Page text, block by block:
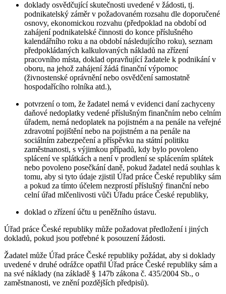
doklady osvědčující skutečnosti uvedené v žádosti, tj.
podnikatelský záměr v požadovaném rozsahu dle doporučené
osnovy, ekonomickou rozvahu (předpoklad na období od
zahájení podnikatelské činnosti do konce příslušného
kalendářního roku a na období následujícího roku), seznam
předpokládaných kalkulovaných nákladů na zřízení
pracovního místa, doklad opravňující žadatele k podnikání v
oboru, na jehož zahájení žádá finanční výpomoc
(živnostenské oprávnění nebo osvědčení samostatně
hospodařícího rolníka atd.),
potvrzení o tom, že žadatel nemá v evidenci daní zachyceny
daňové nedoplatky vedené příslušným finančním nebo celním
úřadem, nemá nedoplatek na pojistném a na penále na veřejné
zdravotní pojištění nebo na pojistném a na penále na
sociálním zabezpečení a příspěvku na státní politiku
zaměstnanosti, s výjimkou případů, kdy bylo povoleno
splácení ve splátkách a není v prodlení se splácením splátek
nebo povoleno posečkání daně, pokud žadatel nedá souhlas k
tomu, aby si tyto údaje zjistil Úřad práce České republiky sám
a pokud za tímto účelem nezprostí příslušný finanční nebo
celní úřad mlčenlivosti vůči Úřadu práce České republiky,
doklad o zřízení účtu u peněžního ústavu.
Úřad práce České republiky může požadovat předložení i jiných
dokladů, pokud jsou potřebné k posouzení žádosti.
Žadatel může Úřad práce České republiky požádat, aby si doklady
uvedené v druhé odrážce opatřil Úřad práce České republiky sám a
na své náklady (na základě § 147b zákona č. 435/2004 Sb., o
zaměstnanosti, ve znění pozdějších předpisů).